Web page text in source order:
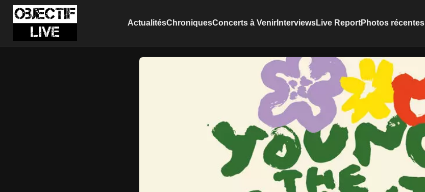
ActualitésChroniquesConcerts à VenirInterviewsLive ReportPhotos récentes